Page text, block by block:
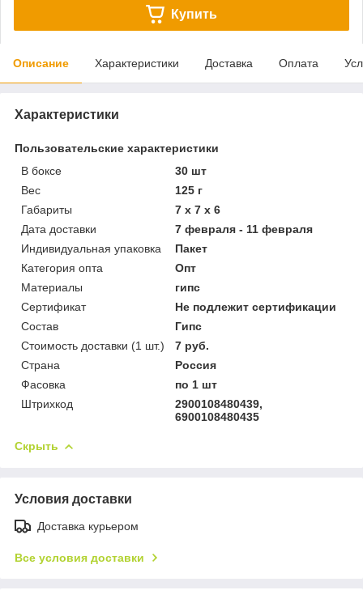
Купить
Описание Характеристики Доставка Оплата
Характеристики
Пользовательские характеристики
В боксе
30 шт
Вес
125 г
Габариты
7 x 7 x 6
Дата доставки
7 февраля - 11 февраля
Индивидуальная упаковка
Пакет
Категория опта
Опт
Материалы
гипс
Сертификат
Не подлежит сертификации
Состав
Гипс
Стоимость доставки (1 шт.)
7 руб.
Страна
Россия
Фасовка
по 1 шт
Штрихкод
2900108480439,
6900108480435
Скрыть
Условия доставки
Доставка курьером
Все условия доставки